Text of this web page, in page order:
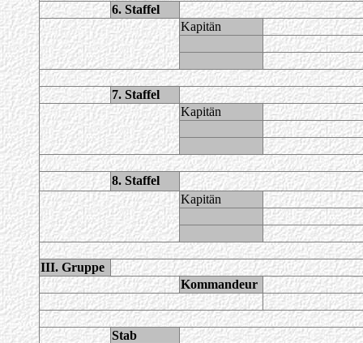
6. Staffel
Kapitän
7. Staffel
Kapitän
8. Staffel
Kapitän
III. Gruppe
Kommandeur
Stab